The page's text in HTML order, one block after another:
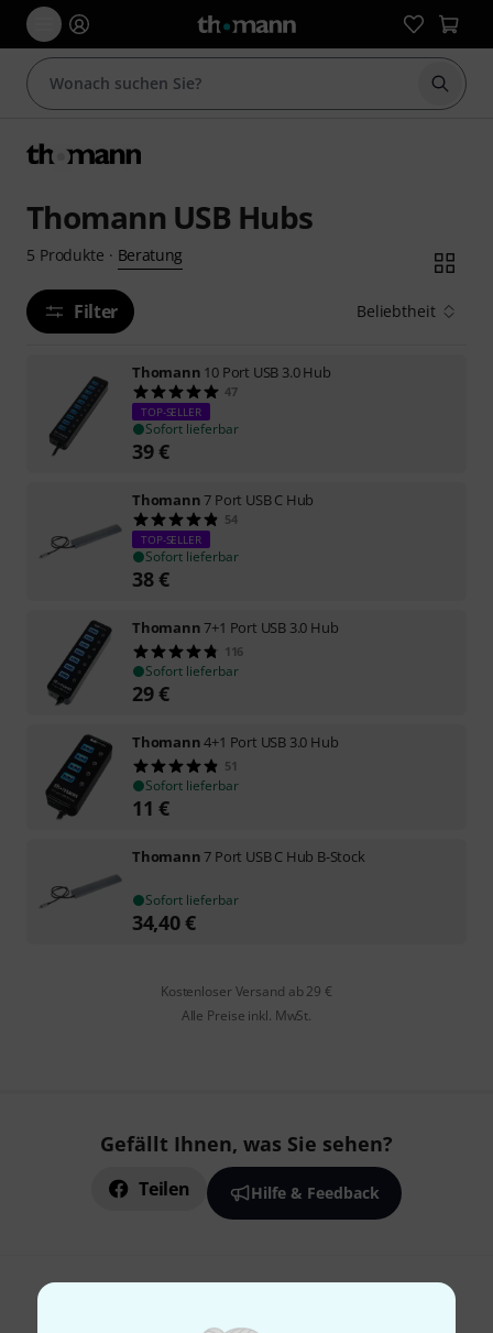
Suche
Thomann USB Hubs
5 Produkte · Beratung
Filter Beliebtheit
Thomann 10 Port USB 3.0 Hub
47
TOP-SELLER
Sofort lieferbar
39€
Thomann7 Port USB C Hub
54
TOP-SELLER
Sofort lieferbar
38€
Thomann7+1 Port USB 3.0 Hub
116
Sofort lieferbar
29€
Thomann4+1 Port USB 3.0 Hub
51
Sofort lieferbar
11 €
Thomann7 Port USB C Hub B-Stock
Sofort lieferbar
34,40€
Kostenloser Versand ab 29 €
Alle Preise inkl. MwSt.
Gefällt Ihnen, was Sie sehen?
Teilen Hilfe & Feedback